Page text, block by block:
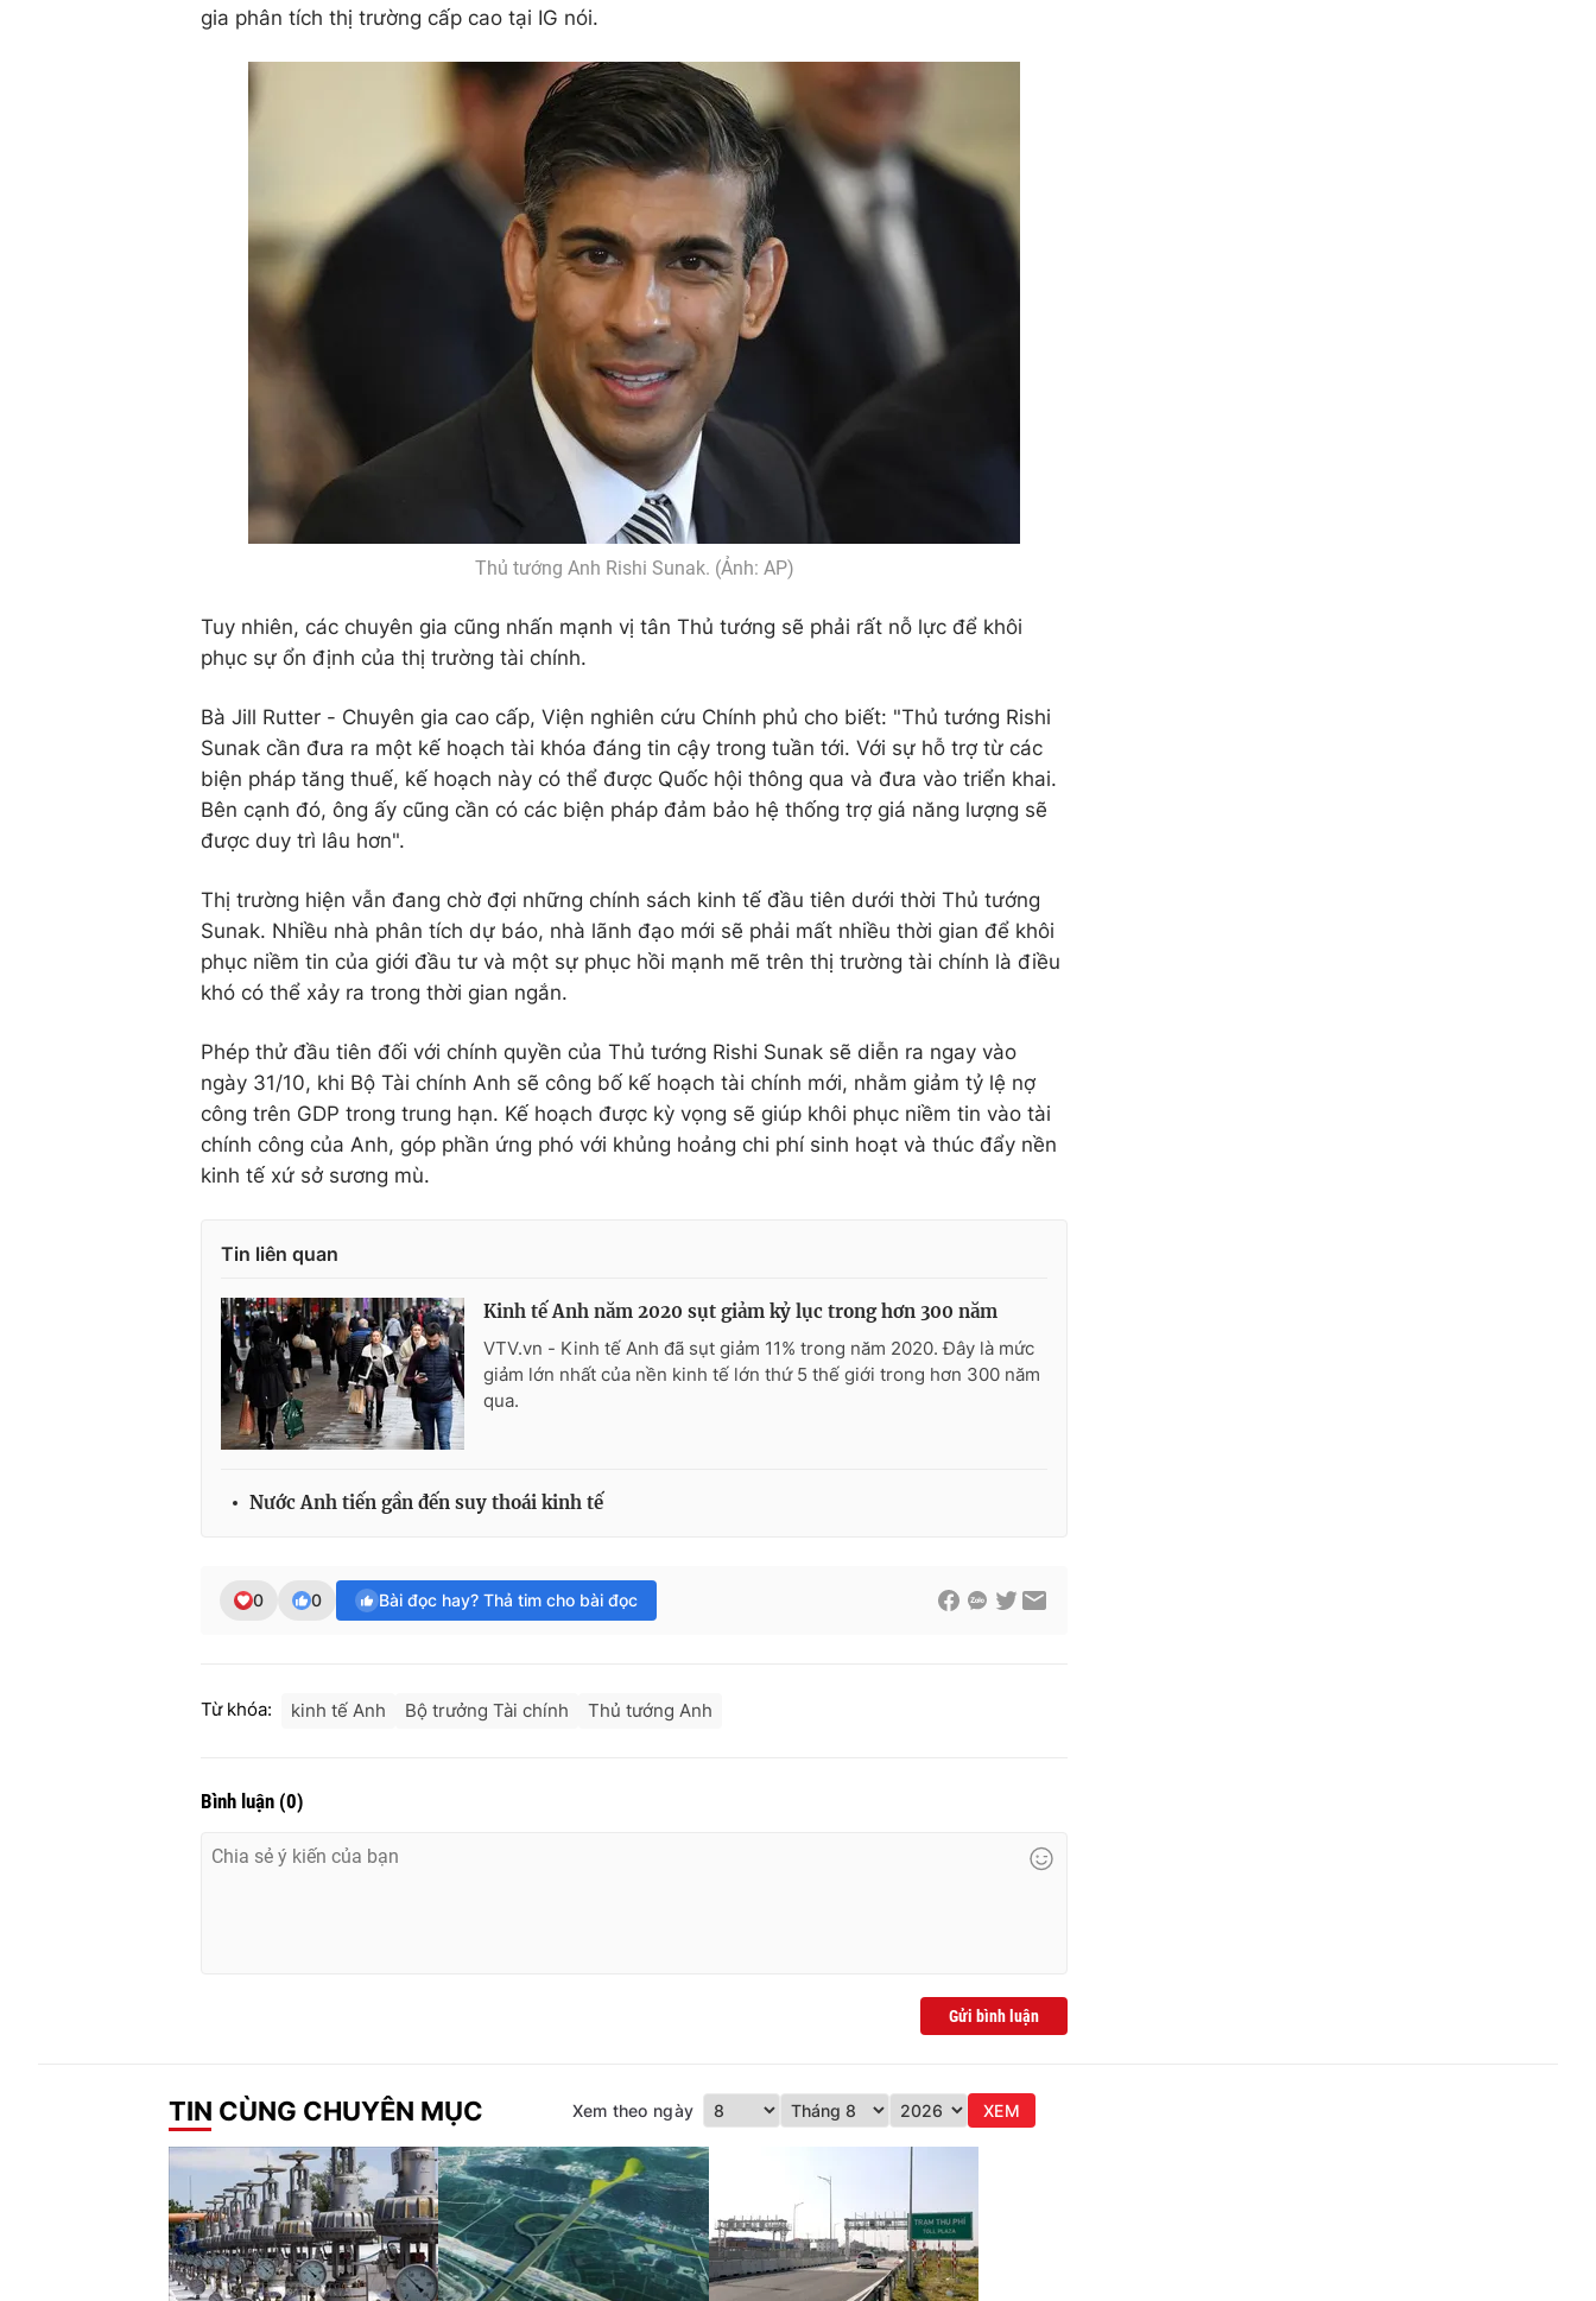
gia phân tích thị trường cấp cao tại IG nói.
Thủ tướng Anh Rishi Sunak. (Ảnh: AP)
Tuy nhiên, các chuyên gia cũng nhấn mạnh vị tân Thủ tướng sẽ phải rất nỗ lực để khôi
phục sự ổn định của thị trường tài chính.
Bà Jill Rutter - Chuyên gia cao cấp, Viện nghiên cứu Chính phủ cho biết: "Thủ tướng Rishi
Sunak cần đưa ra một kế hoạch tài khóa đáng tin cậy trong tuần tới. Với sự hỗ trợ từ các
biện pháp tăng thuế, kế hoạch này có thể được Quốc hội thông qua và đưa vào triển khai.
Bên cạnh đó, ông ấy cũng cần có các biện pháp đảm bảo hệ thống trợ giá năng lượng sẽ
được duy trì lâu hơn".
Thị trường hiện vẫn đang chờ đợi những chính sách kinh tế đầu tiên dưới thời Thủ tướng
Sunak. Nhiều nhà phân tích dự báo, nhà lãnh đạo mới sẽ phải mất nhiều thời gian để khôi
phục niềm tin của giới đầu tư và một sự phục hồi mạnh mẽ trên thị trường tài chính là điều
khó có thể xảy ra trong thời gian ngắn.
Phép thử đầu tiên đối với chính quyền của Thủ tướng Rishi Sunak sẽ diễn ra ngay vào
ngày 31/10, khi Bộ Tài chính Anh sẽ công bố kế hoạch tài chính mới, nhằm giảm tỷ lệ nợ
công trên GDP trong trung hạn. Kế hoạch được kỳ vọng sẽ giúp khôi phục niềm tin vào tài
chính công của Anh, góp phần ứng phó với khủng hoảng chi phí sinh hoạt và thúc đẩy nền
kinh tế xứ sở sương mù.
Tin liên quan
Kinh tế Anh năm 2020 sụt giảm kỷ lục trong hơn 300 năm
VTV.vn - Kinh tế Anh đã sụt giảm 11% trong năm 2020. Đây là mức
giảm lớn nhất của nền kinh tế lớn thứ 5 thế giới trong hơn 300 năm
qua.
Nước Anh tiến gần đến suy thoái kinh tế
0 0 Bài đọc hay? Thả tim cho bài đọc
Từ khóa: kinh tế Anh Bộ trưởng Tài chính Thủ tướng Anh
Bình luận (0)
Gửi bình luận
TIN CÙNG CHUYÊN MỤC Xem theo ngày XEM